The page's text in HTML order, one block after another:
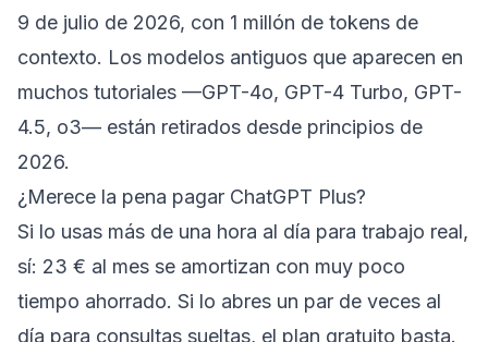
9 de julio de 2026, con 1 millón de tokens de
contexto. Los modelos antiguos que aparecen en
muchos tutoriales —GPT-4o, GPT-4 Turbo, GPT-
4.5, o3— están retirados desde principios de
2026.
¿Merece la pena pagar ChatGPT Plus?
Si lo usas más de una hora al día para trabajo real,
sí: 23 € al mes se amortizan con muy poco
tiempo ahorrado. Si lo abres un par de veces al
día para consultas sueltas, el plan gratuito basta.